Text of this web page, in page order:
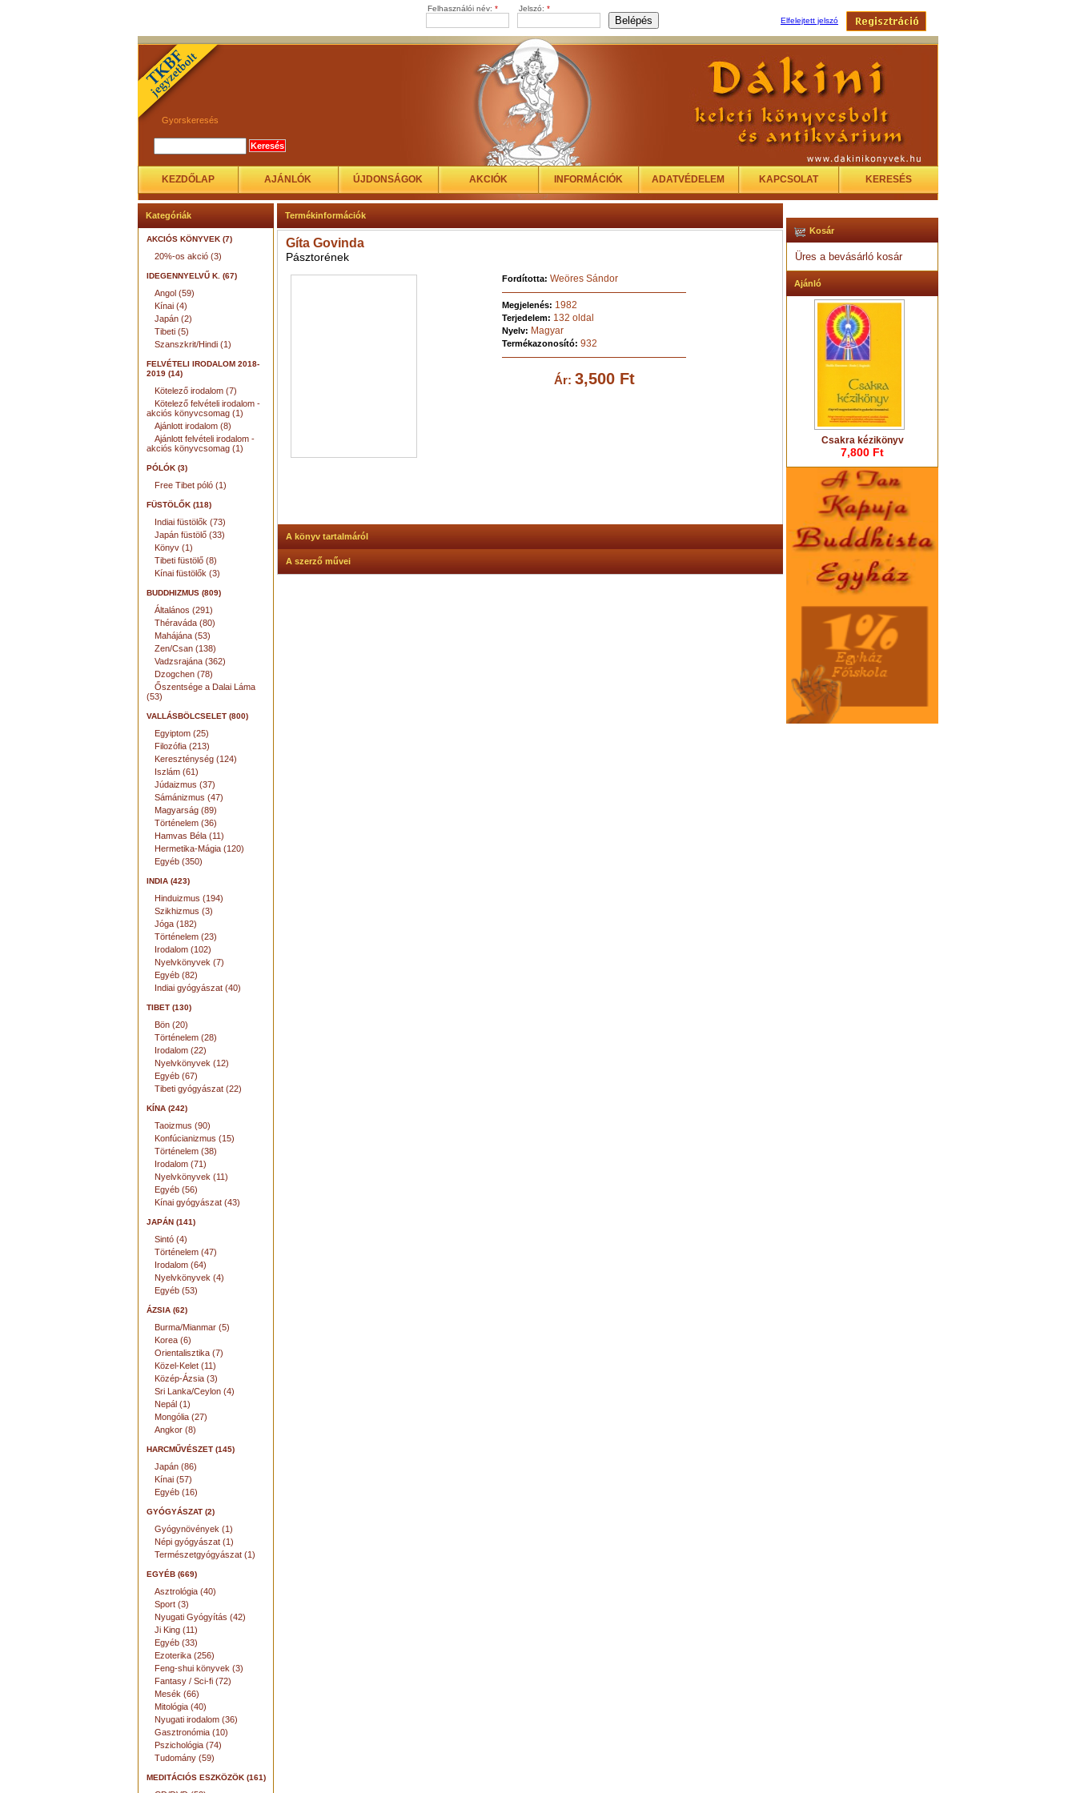
Felhasználói név: * Jelszó: *
Elfelejtett jelszó
Gyorskeresés
KEZDŐLAP AJÁNLÓK ÚJDONSÁGOK AKCIÓK INFORMÁCIÓK ADATVÉDELEM KAPCSOLAT KERESÉS
Kategóriák
AKCIÓS KÖNYVEK (7)
20%-os akció (3)
IDEGENNYELVŰ K. (67)
Angol (59)
Kínai (4)
Japán (2)
Tibeti (5)
Szanszkrit/Hindi (1)
FELVÉTELI IRODALOM 2018-
2019 (14)
Kötelező irodalom (7)
Kötelező felvételi irodalom -
akciós könyvcsomag (1)
Ajánlott irodalom (8)
Ajánlott felvételi irodalom -
akciós könyvcsomag (1)
PÓLÓK (3)
Free Tibet póló (1)
FÜSTÖLŐK (118)
Indiai füstölők (73)
Japán füstölő (33)
Könyv (1)
Tibeti füstölő (8)
Kínai füstölők (3)
BUDDHIZMUS (809)
Általános (291)
Théraváda (80)
Mahájána (53)
Zen/Csan (138)
Vadzsrajána (362)
Dzogchen (78)
Őszentsége a Dalai Láma
(53)
VALLÁSBÖLCSELET (800)
Egyiptom (25)
Filozófia (213)
Kereszténység (124)
Iszlám (61)
Júdaizmus (37)
Sámánizmus (47)
Magyarság (89)
Történelem (36)
Hamvas Béla (11)
Hermetika-Mágia (120)
Egyéb (350)
INDIA (423)
Hinduizmus (194)
Szikhizmus (3)
Jóga (182)
Történelem (23)
Irodalom (102)
Nyelvkönyvek (7)
Egyéb (82)
Indiai gyógyászat (40)
TIBET (130)
Bön (20)
Történelem (28)
Irodalom (22)
Nyelvkönyvek (12)
Egyéb (67)
Tibeti gyógyászat (22)
KÍNA (242)
Taoizmus (90)
Konfúcianizmus (15)
Történelem (38)
Irodalom (71)
Nyelvkönyvek (11)
Egyéb (56)
Kínai gyógyászat (43)
JAPÁN (141)
Sintó (4)
Történelem (47)
Irodalom (64)
Nyelvkönyvek (4)
Egyéb (53)
ÁZSIA (62)
Burma/Mianmar (5)
Korea (6)
Orientalisztika (7)
Közel-Kelet (11)
Közép-Ázsia (3)
Sri Lanka/Ceylon (4)
Nepál (1)
Mongólia (27)
Angkor (8)
HARCMŰVÉSZET (145)
Japán (86)
Kínai (57)
Egyéb (16)
GYÓGYÁSZAT (2)
Gyógynövények (1)
Népi gyógyászat (1)
Természetgyógyászat (1)
EGYÉB (669)
Asztrológia (40)
Sport (3)
Nyugati Gyógyítás (42)
Ji King (11)
Egyéb (33)
Ezoterika (256)
Feng-shui könyvek (3)
Fantasy / Sci-fi (72)
Mesék (66)
Mitológia (40)
Nyugati irodalom (36)
Gasztronómia (10)
Pszichológia (74)
Tudomány (59)
MEDITÁCIÓS ESZKÖZÖK (161)
Kosár
Üres a bevásárló kosár
Ajánló
Csakra kézikönyv
7,800 Ft
Termékinformációk
Gíta Govinda
Pásztorének
Fordította: Weöres Sándor
Megjelenés: 1982
Terjedelem: 132 oldal
Nyelv: Magyar
Termékazonosító: 932
Ár: 3,500 Ft
A könyv tartalmáról
A szerző művei